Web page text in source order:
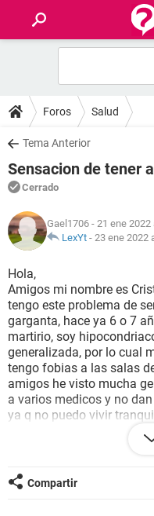
FOROS
SALUD
FAMILIA
NUTRICIÓN
SEXUALIDAD
GLOSARIO
Foros Salud
Tema Anterior
Sensacion de tener
Cerrado
Gael1706 - 21 ene 2022
LexYt - 23 ene 2022
Hola,
Amigos mi nombre es
tengo este problema de
garganta, hace ya 6 o 7
martirio, soy
generalizada, por lo cual
tengo fobias a las salas
amigos he visto mucha
a varios medicos y no
ya q no puedo vivir
siento unas ganas de
tiempo en mi garganta,
gastritis. Estoy
con uds a ver si alguien
Compartir